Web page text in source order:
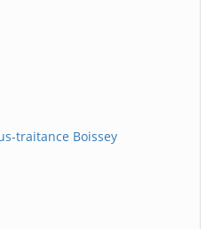
traitance Boissey